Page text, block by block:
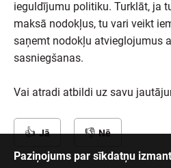
ieguldījumu politiku. Turklāt, ja
maksā nodokļus, tu vari veikt
saņemt nodokļu atvieglojumus
sasniegšanas.
Vai atradi atbildi uz savu
Jā Nē
Paziņojums par sīkdatņu